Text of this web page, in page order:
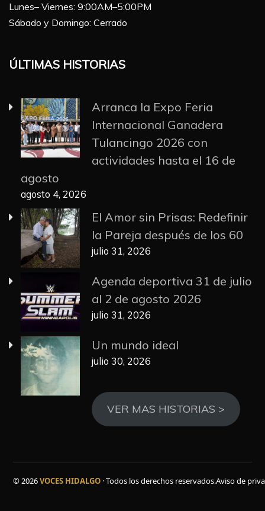
Lunes– Viernes: 9:00AM–5:00PM
Sábado y Domingo: Cerrado
ÚLTIMAS HISTORIAS
Arranca la Expo Feria
Internacional Ganadera
Tulancingo 2026 con
actividades hasta el 16 de
agosto
agosto 4, 2026
El Amor sin Prisas: Redefinir
la Pareja después de los 60
julio 31, 2026
Agenda deportiva 31 de julio
al 2 de agosto 2026
julio 31, 2026
Un mundo ideal
julio 30, 2026
VER MAS HISTORIAS >
© 2026VOCES HIDALGO · Todos los derechos reservados.Aviso de